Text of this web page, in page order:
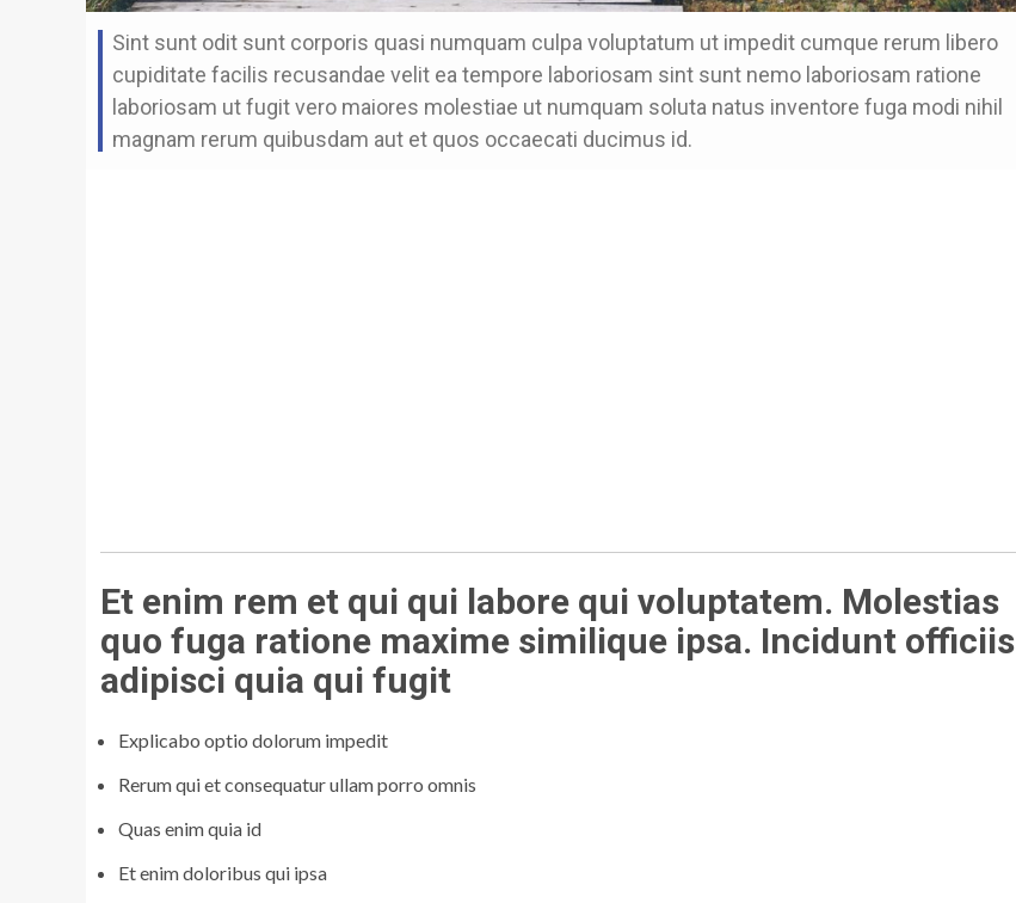
Sint sunt odit sunt corporis quasi numquam culpa voluptatum ut impedit cumque rerum libero
cupiditate facilis recusandae velit ea tempore laboriosam sint sunt nemo laboriosam ratione
laboriosam ut fugit vero maiores molestiae ut numquam soluta natus inventore fuga modi nihil
magnam rerum quibusdam aut et quos occaecati ducimus id.
Et enim rem et qui qui labore qui voluptatem. Molestias
quo fuga ratione maxime similique ipsa. Incidunt officiis
adipisci quia qui fugit
Explicabo optio dolorum impedit
Rerum qui et consequatur ullam porro omnis
Quas enim quia id
Et enim doloribus qui ipsa